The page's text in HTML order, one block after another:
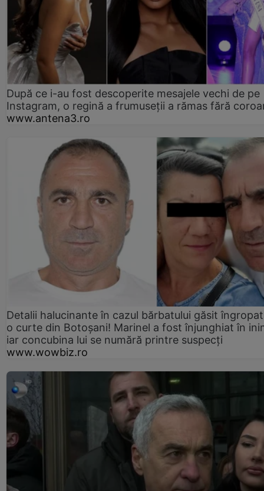
După ce i-au fost descoperite mesajele vechi de pe
Instagram, o regină a frumuseții a rămas fără
www.antena3.ro
Detalii halucinante în cazul bărbatului găsit
o curte din Botoșani! Marinel a fost înjunghiat în
iar concubina lui se numără printre suspecți
www.wowbiz.ro